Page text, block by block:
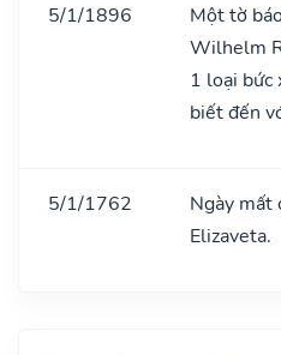
5/1/1896
Một tờ
Wilhelm
1 loại bức
biết đến
5/1/1762
Ngày mất
Elizaveta.